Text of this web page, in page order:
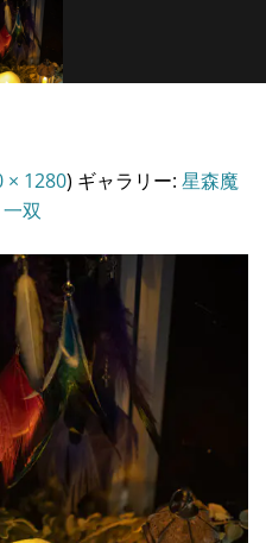
× 1280) ギャラリー: 星森魔
双